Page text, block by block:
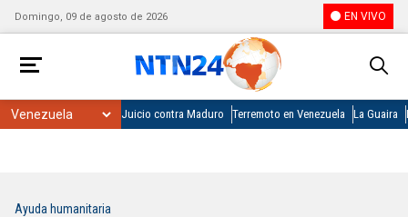
Domingo, 09 de agosto de 2026 EN VIVO
Juicio contra Maduro Terremoto en Venezuela La Guaira
Ayuda humanitaria